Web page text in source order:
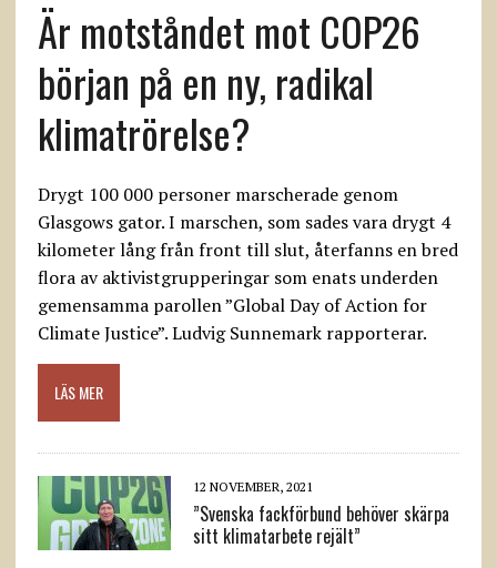
Är motståndet mot COP26
början på en ny, radikal
klimatrörelse?
Drygt 100 000 personer marscherade genom
Glasgows gator. I marschen, som sades vara drygt 4
kilometer lång från front till slut, återfanns en bred
flora av aktivistgrupperingar som enats underden
gemensamma parollen ”Global Day of Action for
Climate Justice”. Ludvig Sunnemark rapporterar.
LÄS MER
12 NOVEMBER, 2021
”Svenska fackförbund behöver skärpa
sitt klimatarbete rejält”